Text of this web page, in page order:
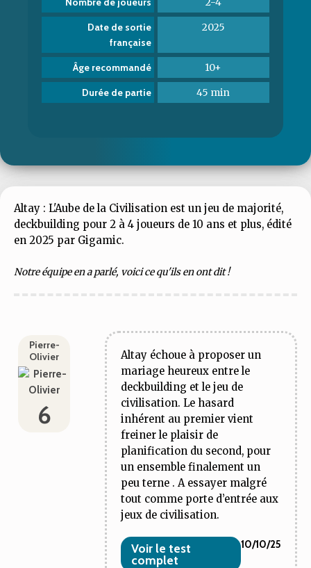
Date de sortie
française
2025
Âge recommandé 10+
Durée de partie 45 min
Altay : L'Aube de la Civilisation est un jeu de majorité,
deckbuilding pour 2 à 4 joueurs de 10 ans et plus, édité
en 2025 par Gigamic.
Notre équipe en a parlé, voici ce qu'ils en ont dit !
Pierre-
Olivier
6
Altay échoue à proposer un
mariage heureux entre le
deckbuilding et le jeu de
civilisation. Le hasard
inhérent au premier vient
freiner le plaisir de
planification du second, pour
un ensemble finalement un
peu terne . A essayer malgré
tout comme porte d’entrée aux
jeux de civilisation.
Voir le test
complet
10/10/25